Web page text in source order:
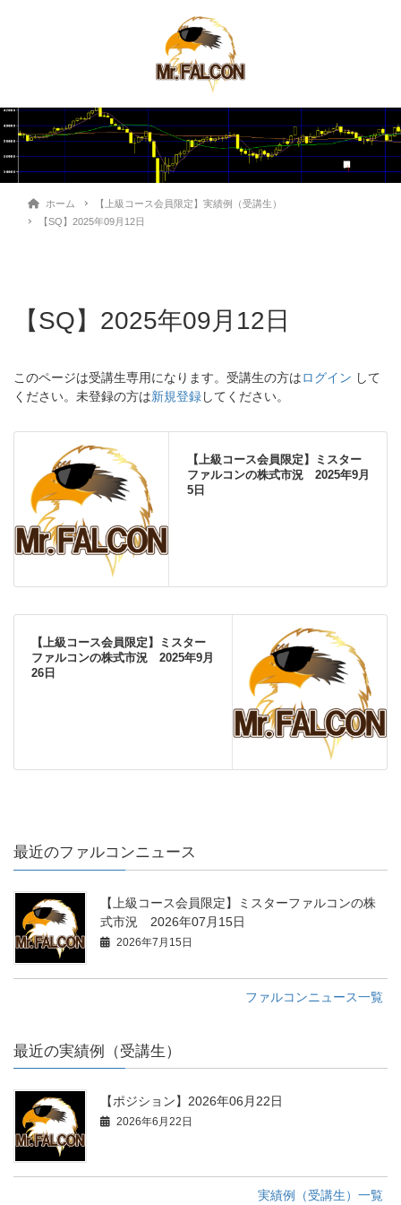
ホーム
【上級コース会員限定】実績例（受講生）
【SQ】2025年09月12日
【SQ】2025年09月12日
このページは受講生専用になります。受講生の方はログイン して
ください。未登録の方は新規登録してください。
【上級コース会員限定】ミスター
ファルコンの株式市況 2025年9月
5日
【上級コース会員限定】ミスター
ファルコンの株式市況 2025年9月
26日
最近のファルコンニュース
【上級コース会員限定】ミスターファルコンの株
式市況 2026年07月15日
2026年7月15日
ファルコンニュース一覧
最近の実績例（受講生）
【ポジション】2026年06月22日
2026年6月22日
実績例（受講生）一覧